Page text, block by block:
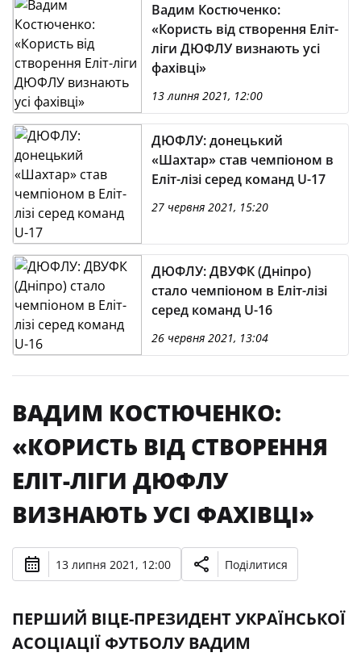
Вадим Костюченко:
«Користь від створення Еліт-
ліги ДЮФЛУ визнають усі
фахівці»
13 липня 2021, 12:00
ДЮФЛУ: донецький
«Шахтар» став чемпіоном в
Еліт-лізі серед команд U-17
27 червня 2021, 15:20
ДЮФЛУ: ДВУФК (Дніпро)
стало чемпіоном в Еліт-лізі
серед команд U-16
26 червня 2021, 13:04
ВАДИМ КОСТЮЧЕНКО:
«КОРИСТЬ ВІД СТВОРЕННЯ
ЕЛІТ-ЛІГИ ДЮФЛУ
ВИЗНАЮТЬ УСІ ФАХІВЦІ»
13 липня 2021, 12:00 Поділитися
ПЕРШИЙ ВІЦЕ-ПРЕЗИДЕНТ УКРАЇНСЬКОЇ
АСОЦІАЦІЇ ФУТБОЛУ ВАДИМ